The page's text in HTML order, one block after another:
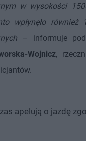
w wysokości
wpłynęło również
– informuje
Wojnicz,
apelują o jazdę